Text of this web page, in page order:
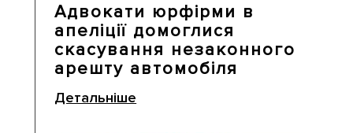
Адвокати юрфірми в
апеліції домоглися
скасування незаконного
арешту автомобіля
Детальніше